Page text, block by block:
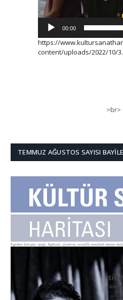
00:00
https://
content/uploads/2022/10/
>br>
TEMMUZ AĞUSTOS SAYISI